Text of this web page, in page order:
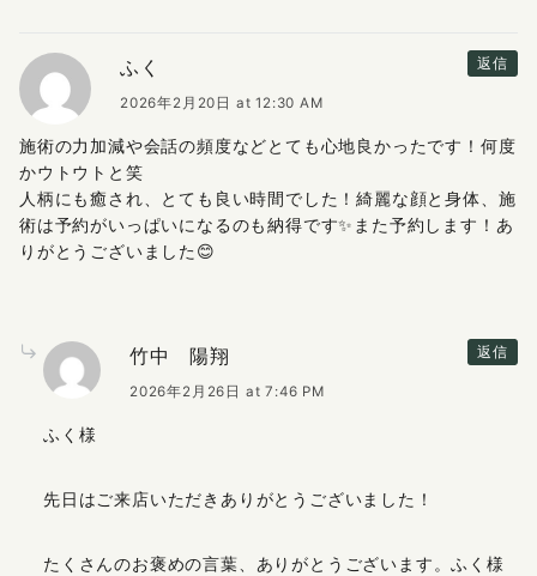
返信
ふく
2026年2月20日 at 12:30 AM
施術の力加減や会話の頻度などとても心地良かったです！何度
かウトウトと笑
人柄にも癒され、とても良い時間でした！綺麗な顔と身体、施
術は予約がいっぱいになるのも納得です✨また予約します！あ
りがとうございました😊
返信
竹中 陽翔
2026年2月26日 at 7:46 PM
ふく様
先日はご来店いただきありがとうございました！
たくさんのお褒めの言葉、ありがとうございます。ふく様